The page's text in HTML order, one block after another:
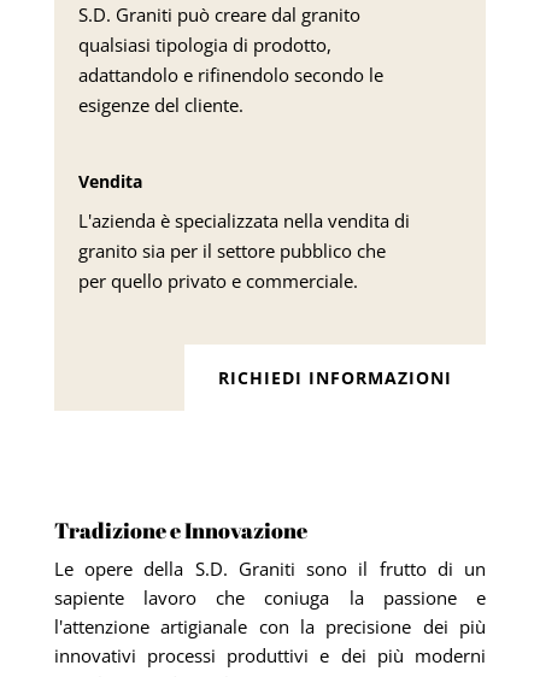
S.D. Graniti può creare dal granito
qualsiasi tipologia di prodotto,
adattandolo e rifinendolo secondo le
esigenze del cliente.
Vendita
L'azienda è specializzata nella vendita di
granito sia per il settore pubblico che
per quello privato e commerciale.
RICHIEDI INFORMAZIONI
Tradizione e Innovazione
Le opere della S.D. Graniti sono il frutto di un
sapiente lavoro che coniuga la passione e
l'attenzione artigianale con la precisione dei più
innovativi processi produttivi e dei più moderni